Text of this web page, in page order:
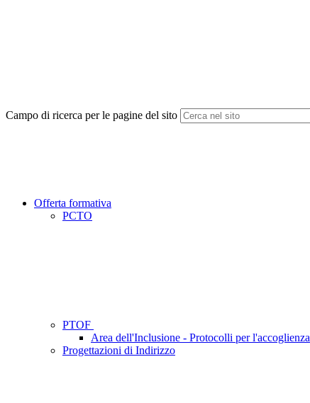
Campo di ricerca per le pagine del sito
Offerta formativa
PCTO
PTOF
Area dell'Inclusione - Protocolli per l'accoglienza
Progettazioni di Indirizzo